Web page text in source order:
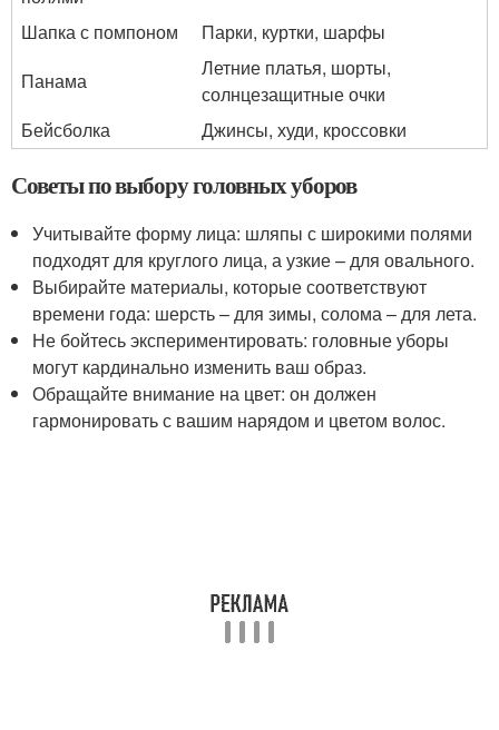
Шапка с помпоном
Парки, куртки, шарфы
Панама
Летние платья, шорты,
солнцезащитные очки
Бейсболка
Джинсы, худи, кроссовки
Советы по выбору головных уборов
Учитывайте форму лица: шляпы с широкими полями
подходят для круглого лица, а узкие – для овального.
Выбирайте материалы, которые соответствуют
времени года: шерсть – для зимы, солома – для лета.
Не бойтесь экспериментировать: головные уборы
могут кардинально изменить ваш образ.
Обращайте внимание на цвет: он должен
гармонировать с вашим нарядом и цветом волос.